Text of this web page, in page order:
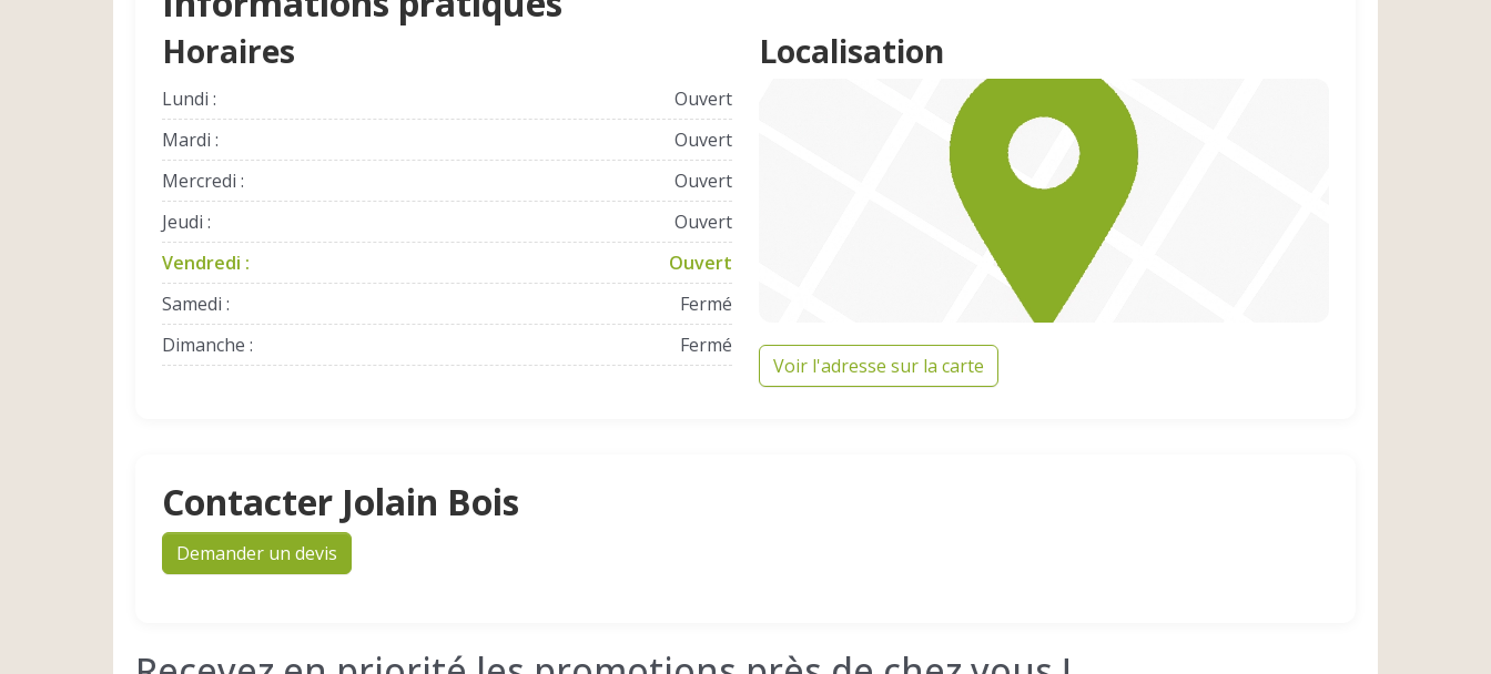
Horaires
Lundi :
Ouvert
Mardi :
Ouvert
Mercredi :
Ouvert
Jeudi :
Ouvert
Vendredi :
Ouvert
Samedi :
Fermé
Dimanche :
Fermé
Localisation
Voir l'adresse sur la carte
Contacter Jolain Bois
Demander un devis